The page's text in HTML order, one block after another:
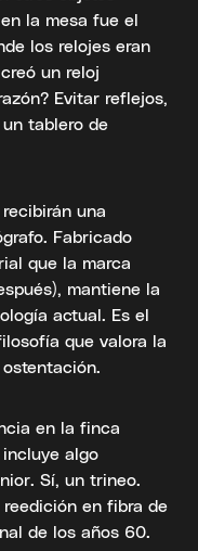
la mesa fue el
los relojes eran
un reloj
Evitar reflejos,
tablero de
una
Fabricado
que la marca
mantiene la
actual. Es el
que valora la
en la finca
algo
Sí, un trineo.
en fibra de
de los años 60.